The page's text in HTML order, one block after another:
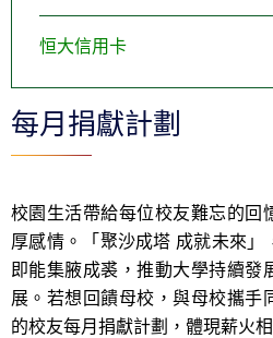
恒大信用卡
每月捐獻計劃
校園生活帶給每位校友難忘的回
厚感情。「聚沙成塔 成就未來」
即能集腋成裘，推動大學持續發
展。若想回饋母校，與母校攜手
的校友每月捐獻計劃，體現薪火